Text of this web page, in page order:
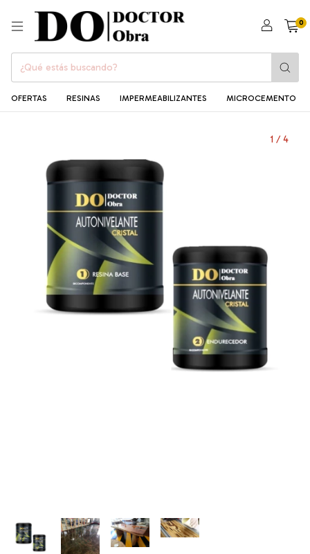
0
OFERTAS RESINAS IMPERMEABILIZANTES MICROCEMENTO
1 /4